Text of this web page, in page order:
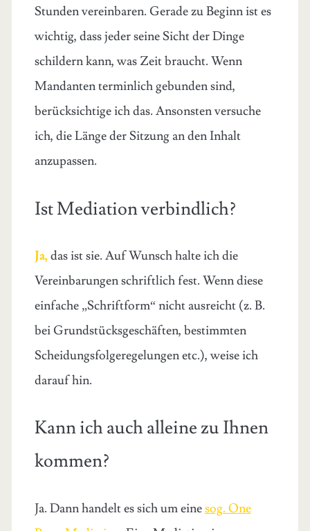
Stunden vereinbaren. Gerade zu Beginn ist es
wichtig, dass jeder seine Sicht der Dinge
schildern kann, was Zeit braucht. Wenn
Mandanten terminlich gebunden sind,
berücksichtige ich das. Ansonsten versuche
ich, die Länge der Sitzung an den Inhalt
anzupassen.
Ist Mediation verbindlich?
Ja, das ist sie. Auf Wunsch halte ich die
Vereinbarungen schriftlich fest. Wenn diese
einfache „Schriftform“ nicht ausreicht (z. B.
bei Grundstücksgeschäften, bestimmten
Scheidungsfolgeregelungen etc.), weise ich
darauf hin.
Kann ich auch alleine zu Ihnen
kommen?
Ja. Dann handelt es sich um einesog. One